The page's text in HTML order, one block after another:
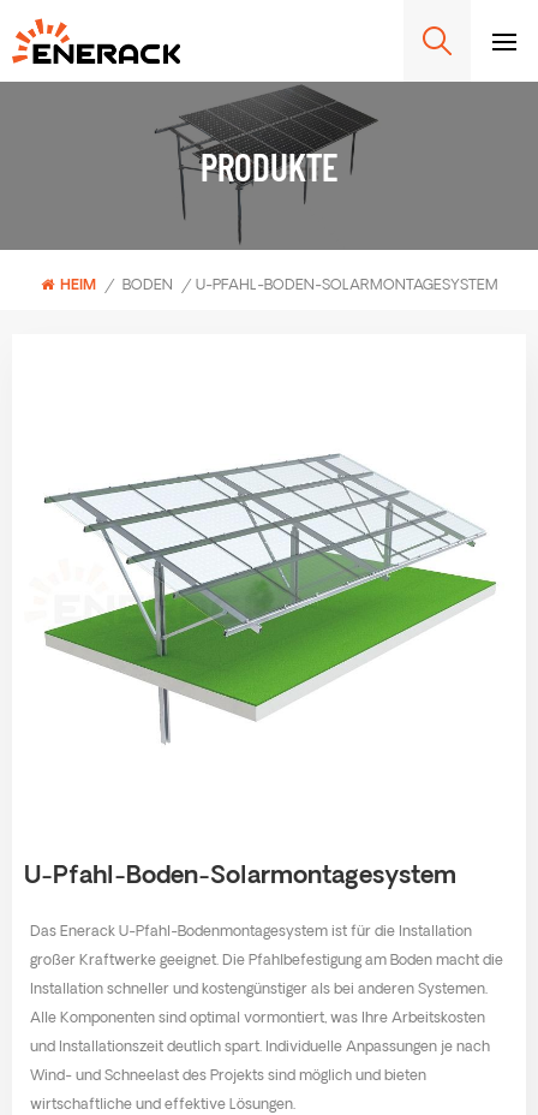
PRODUKTE
HEIM / BODEN / U-PFAHL-BODEN-SOLARMONTAGESYSTEM
U-Pfahl-Boden-Solarmontagesystem
Das Enerack U-Pfahl-Bodenmontagesystem ist für die Installation
großer Kraftwerke geeignet. Die Pfahlbefestigung am Boden macht die
Installation schneller und kostengünstiger als bei anderen Systemen.
Alle Komponenten sind optimal vormontiert, was Ihre Arbeitskosten
und Installationszeit deutlich spart. Individuelle Anpassungen je nach
Wind- und Schneelast des Projekts sind möglich und bieten
wirtschaftliche und effektive Lösungen.